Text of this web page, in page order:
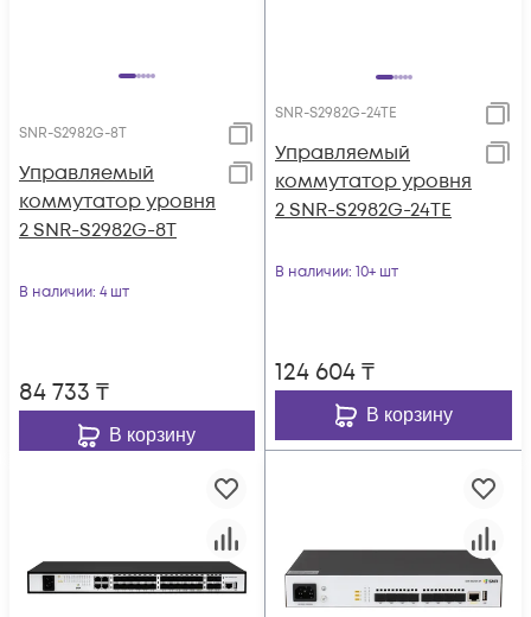
SNR-S2982G-8T
Управляемый
коммутатор уровня
2 SNR-S2982G-8T
В наличии: 4 шт
84 733 ₸
В корзину
SNR-S2982G-24TE
Управляемый
коммутатор уровня
2 SNR-S2982G-24TE
В наличии: 10+ шт
124 604₸
В корзину